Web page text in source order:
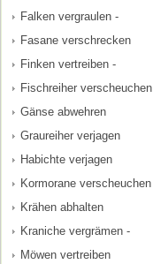
Falken vergraulen -
Fasane verschrecken
Finken vertreiben -
Fischreiher verscheuchen
Gänse abwehren
Graureiher verjagen
Habichte verjagen
Kormorane verscheuchen
Krähen abhalten
Kraniche vergrämen -
Möwen vertreiben